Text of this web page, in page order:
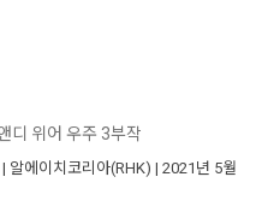
디 위어 우주 3부작
알에이치코리아(RHK) | 2021년 5월